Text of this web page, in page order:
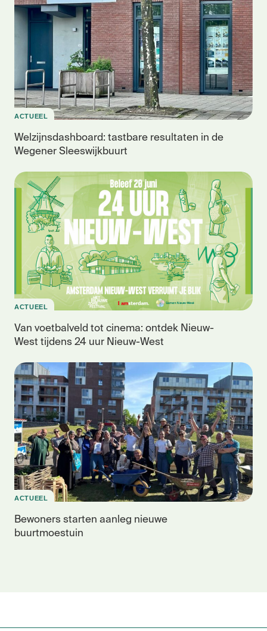
ACTUEEL
Welzijnsdashboard: tastbare resultaten in de
Wegener Sleeswijkbuurt
ACTUEEL
Van voetbalveld tot cinema: ontdek Nieuw-
West tijdens 24 uur Nieuw-West
ACTUEEL
Bewoners starten aanleg nieuwe
buurtmoestuin